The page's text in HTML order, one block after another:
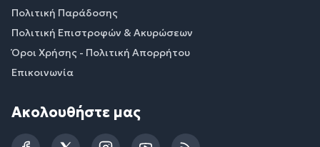
Πολιτική Παράδοσης
Πολιτική Επιστροφών & Ακυρώσεων
Όροι Χρήσης - Πολιτική Απορρήτου
Επικοινωνία
Ακολουθήστε μας